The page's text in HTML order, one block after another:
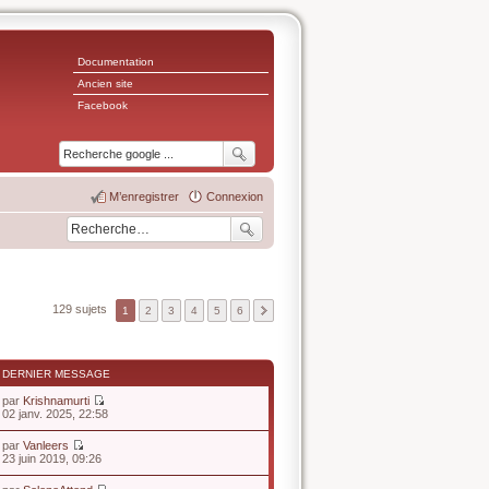
Documentation
Ancien site
Facebook
Connexion
M’enregistrer
129 sujets 1 2 3 4 5 6
DERNIER MESSAGE
par Krishnamurti
V
e
02 janv. 2025, 22:58
par Vanleers
V
23 juin 2019, 09:26